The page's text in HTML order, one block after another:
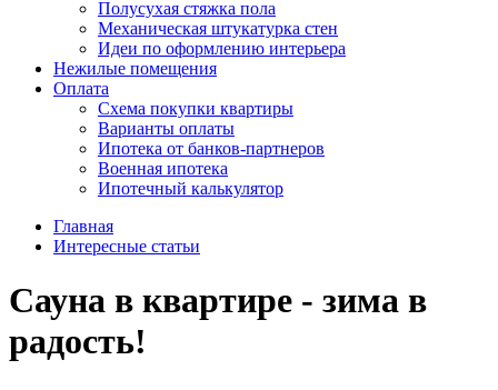
Полусухая стяжка пола
Механическая штукатурка стен
Идеи по оформлению интерьера
Нежилые помещения
Оплата
Схема покупки квартиры
Варианты оплаты
Ипотека от банков-партнеров
Военная ипотека
Ипотечный калькулятор
Главная
Интересные статьи
Сауна в квартире - зима в
радость!